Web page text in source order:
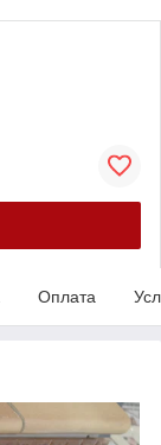
Оплата